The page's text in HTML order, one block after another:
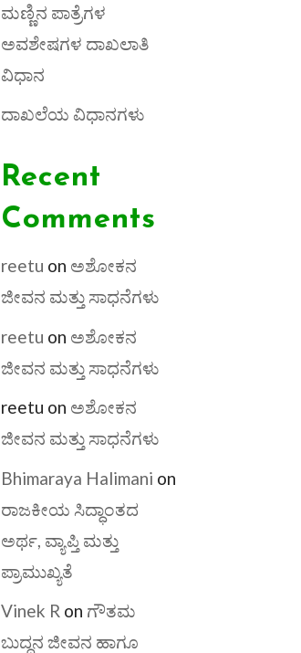
ಮಣ್ಣಿನ ಪಾತ್ರೆಗಳ
ಅವಶೇಷಗಳ ದಾಖಲಾತಿ
ವಿಧಾನ
ದಾಖಲೆಯ ವಿಧಾನಗಳು
Recent
Comments
reetu on ಅಶೋಕನ
ಜೀವನ ಮತ್ತು ಸಾಧನೆಗಳು
reetu on ಅಶೋಕನ
ಜೀವನ ಮತ್ತು ಸಾಧನೆಗಳು
reetu on ಅಶೋಕನ
ಜೀವನ ಮತ್ತು ಸಾಧನೆಗಳು
Bhimaraya Halimani on
ರಾಜಕೀಯ ಸಿದ್ಧಾಂತದ
ಅರ್ಥ, ವ್ಯಾಪ್ತಿ ಮತ್ತು
ಪ್ರಾಮುಖ್ಯತೆ
Vinek R on ಗೌತಮ
ಬುದ್ಧನ ಜೀವನ ಹಾಗೂ